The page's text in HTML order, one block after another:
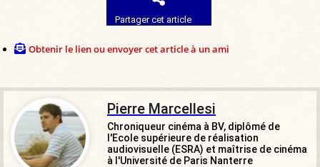
Partager cet article
Obtenir le lien ou envoyer cet article à un ami
Pierre Marcellesi
Chroniqueur cinéma à BV, diplômé de
l'Ecole supérieure de réalisation
audiovisuelle (ESRA) et maîtrise de cinéma
à l'Université de Paris Nanterre